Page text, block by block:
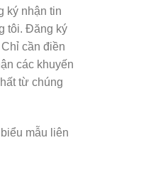
ký nhận tin
tôi. Đăng ký
cần điền
các khuyến
từ chúng
mẫu liên